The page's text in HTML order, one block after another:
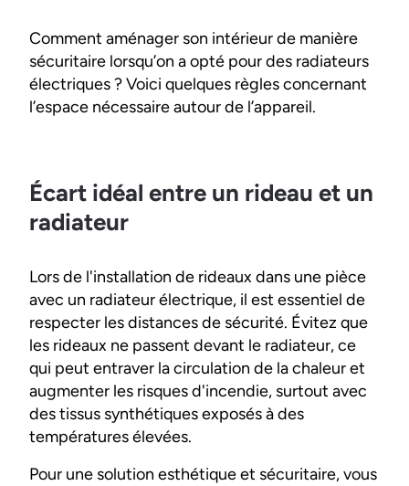
Comment aménager son intérieur de manière
sécuritaire lorsqu’on a opté pour des radiateurs
électriques ? Voici quelques règles concernant
l’espace nécessaire autour de l’appareil.
Écart idéal entre un rideau et un
radiateur
Lors de l'installation de rideaux dans une pièce
avec un radiateur électrique, il est essentiel de
respecter les distances de sécurité. Évitez que
les rideaux ne passent devant le radiateur, ce
qui peut entraver la circulation de la chaleur et
augmenter les risques d'incendie, surtout avec
des tissus synthétiques exposés à des
températures élevées.
Pour une solution esthétique et sécuritaire, vous